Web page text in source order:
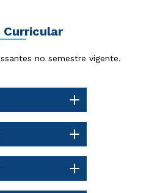
Curricular
no semestre vigente.